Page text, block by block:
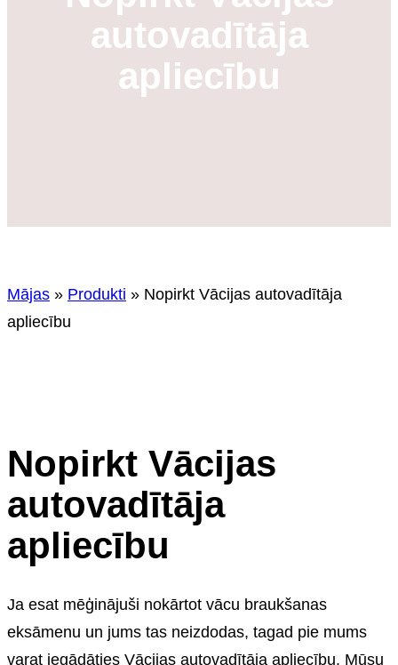
autovadītāja
apliecību
Mājas » Produkti » Nopirkt Vācijas autovadītāja
apliecību
Nopirkt Vācijas
autovadītāja
apliecību
Ja esat mēģinājuši nokārtot vācu braukšanas
eksāmenu un jums tas neizdodas, tagad pie mums
varat iegādāties Vācijas autovadītāja apliecību. Mūsu